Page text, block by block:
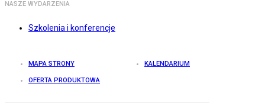
NASZE WYDARZENIA
Szkolenia i konferencje
MAPA STRONY KALENDARIUM
OFERTA PRODUKTOWA